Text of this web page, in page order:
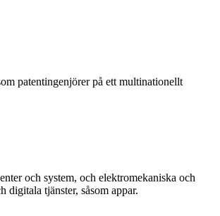
patentingenjörer på ett multinationellt
och system, och elektromekaniska och
tjänster, såsom appar.